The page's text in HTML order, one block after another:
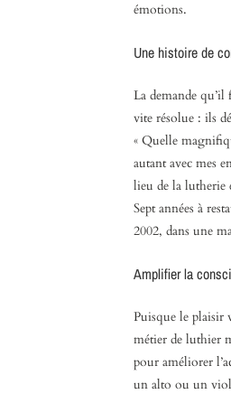
émotions.
Une histoire de
La demande
vite résolue : ils
« Quelle
autant avec mes
lieu de la lutherie
Sept années à
2002, dans une
Amplifier la
Puisque le plaisir
métier de luthier
pour améliorer
un alto ou un